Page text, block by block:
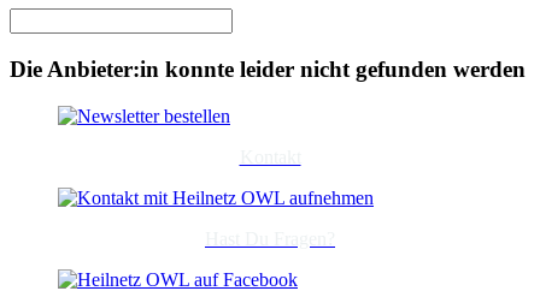
Die Anbieter:in konnte leider nicht gefunden werden